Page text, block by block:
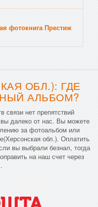
фотокнига Престиж
ОБЛ.): ГДЕ
АЛЬБОМ?
связи нет препятствий
далеко от нас. Вы можете
за фотоальбом или
обл.). Оплатить
вы выбрали безнал, тогда
на наш счет через